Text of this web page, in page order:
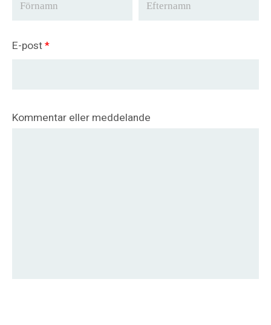
E-post*
Kommentar eller meddelande